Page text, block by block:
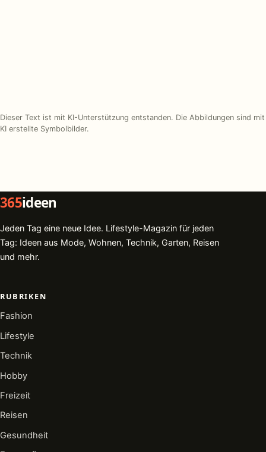
Dieser Text ist mit KI-Unterstützung entstanden. Die Abbildungen sind mit
KI erstellte Symbolbilder.
365ideen
Jeden Tag eine neue Idee. Lifestyle-Magazin für jeden
Tag: Ideen aus Mode, Wohnen, Technik, Garten, Reisen
und mehr.
RUBRIKEN
Fashion
Lifestyle
Technik
Hobby
Freizeit
Reisen
Gesundheit